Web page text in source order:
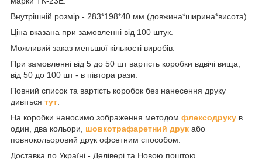
Внутрішній розмір - 283*198*40 мм (довжина*ширина*висота).
Ціна вказана при замовленні від 100 штук.
Можливий заказ меньшої кількості виробів.
При замовленні від 5 до 50 шт вартість коробки вдвічі вища,
від 50 до 100 шт - в півтора рази.
Повний список та вартість коробок без нанесення друку
дивіться тут
На коробки наносимо зображення методом флексодруку в
один, два кольори, шовкотрафаретний друк або
повнокольоровий друк офсетним способом.
Доставка по Україні - Делівері та Новою поштою.